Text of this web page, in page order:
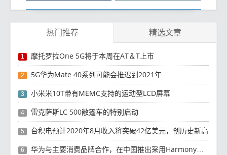
热门推荐 精选文章
1 摩托罗拉One 5G将于本周在AT＆T上市
2 5G华为Mate 40系列可能会推迟到2021年
3 小米米10T带有MEMC支持的运动型LCD屏幕
4 雷克萨斯LC 500敞篷车的特别启动
5 台积电预计2020年8月收入将突破42亿美元，创历史新高
6 华为与主要消费品牌合作，在中国推出采用HarmonyOS 2.0的智能家居产品